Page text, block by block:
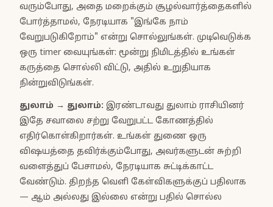
வரும்போது, அதை மறைக்கும் சூழல்வார்த்தைகளில்
போர்த்தாமல், நேரடியாக "இங்கே நாம்
வேறுபடுகிறோம்" என்று சொல்லுங்கள். முடிவெடுக்க
ஒரு timer வையுங்கள்: மூன்று நிமிடத்தில் உங்கள்
கருத்தை சொல்லி விட்டு, அதில் உறுதியாக
நின்றுவிடுங்கள்.
துலாம் → துலாம்: இரண்டாவது துலாம் ராசியினர்
இதே சவாலை சற்று வேறுபட்ட கோணத்தில்
எதிர்கொள்கிறார்கள். உங்கள் துணை ஒரு
விஷயத்தை தவிர்க்கும்போது, அவர்களுடன் சுற்றி
வளைத்துப் பேசாமல், நேரடியாக சுட்டிக்காட்ட
வேண்டும். திறந்த வெளி கேள்விகளுக்குப் பதிலாக
— ஆம் அல்லது இல்லை என்று பதில் சொல்ல